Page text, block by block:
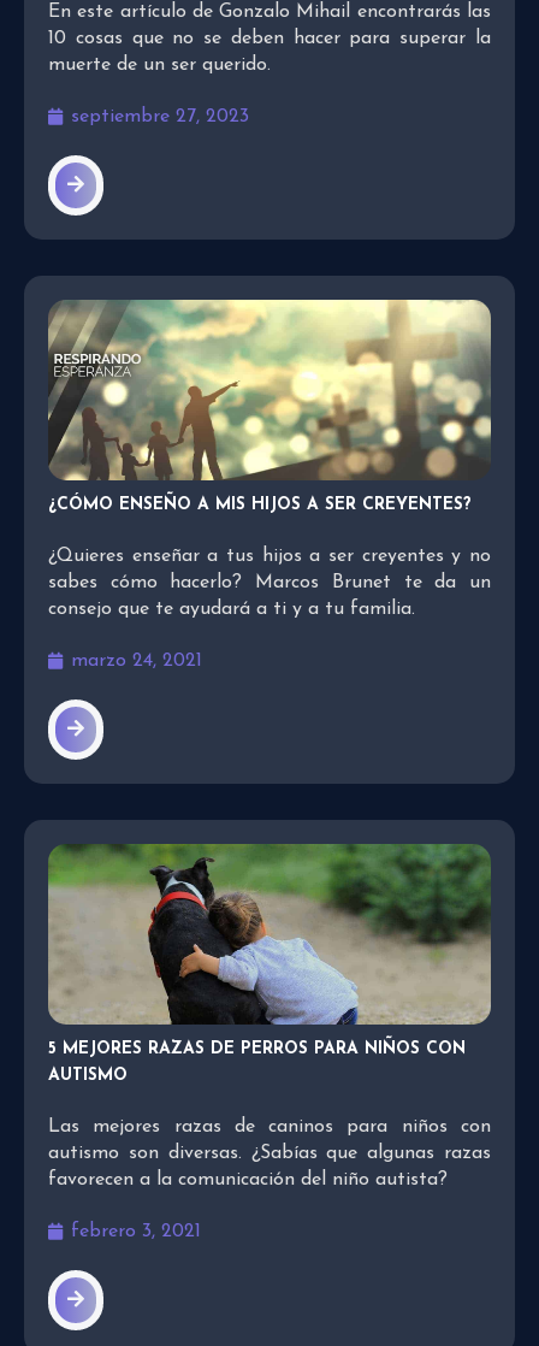
En este artículo de Gonzalo Mihail encontrarás las
10 cosas que no se deben hacer para superar la
muerte de un ser querido.
septiembre 27, 2023
¿CÓMO ENSEÑO A MIS HIJOS A SER CREYENTES?
¿Quieres enseñar a tus hijos a ser creyentes y no
sabes cómo hacerlo? Marcos Brunet te da un
consejo que te ayudará a ti y a tu familia.
marzo 24, 2021
5 MEJORES RAZAS DE PERROS PARA NIÑOS CON
AUTISMO
Las mejores razas de caninos para niños con
autismo son diversas. ¿Sabías que algunas razas
favorecen a la comunicación del niño autista?
febrero 3, 2021